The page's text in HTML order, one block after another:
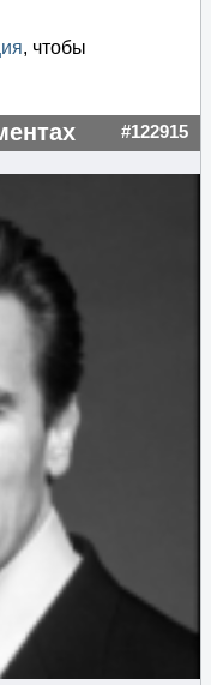
, чтобы
#122915